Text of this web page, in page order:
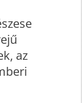
az